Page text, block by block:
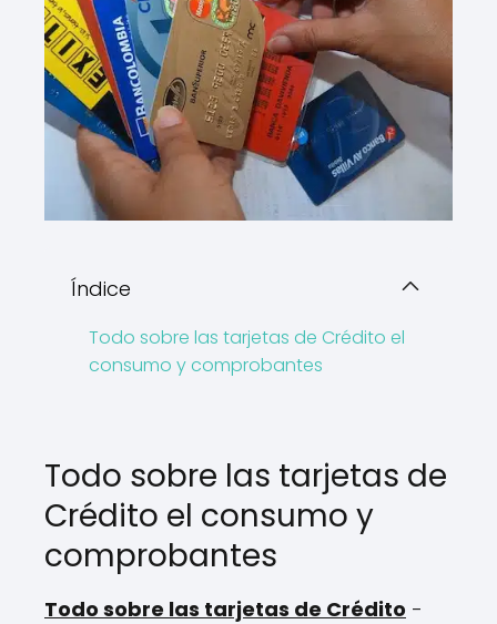
Índice
Todo sobre las tarjetas de Crédito el
consumo y comprobantes
Todo sobre las tarjetas de
Crédito el consumo y
comprobantes
Todo sobre las tarjetas de Crédito -